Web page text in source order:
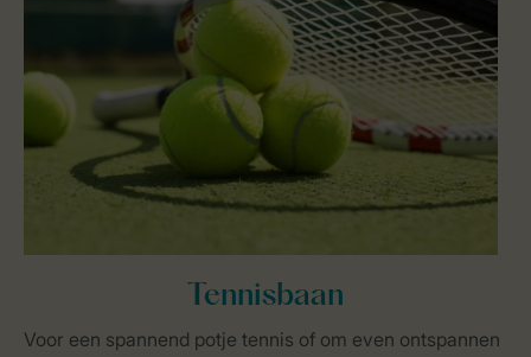
Tennisbaan
Voor een spannend potje tennis of om even ontspannen